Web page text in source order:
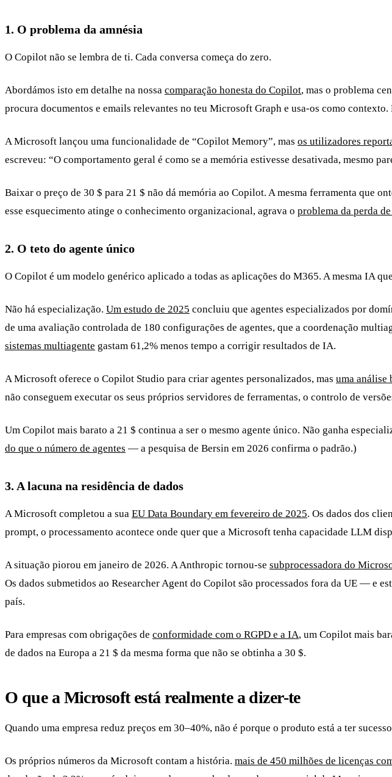
1. O problema da amnésia
O Copilot não se lembra de ti. Cada conversa começa do zero.
Abordámos isto em detalhe na nossa comparação honesta do Copilot, mas o problema
procura documentos e emails relevantes no teu Microsoft Graph e usa-os como
A Microsoft lançou uma funcionalidade de “Copilot Memory”, mas os utilizadores
escreveu: “O comportamento geral é como se a memória estivesse desativada, mesmo
Baixar o preço de 30 $ para 21 $ não dá memória ao Copilot. A mesma ferramenta que
esse esquecimento atinge o conhecimento organizacional, agrava o problema da perda
2. O teto do agente único
O Copilot é um modelo genérico aplicado a todas as aplicações do M365. A mesma IA
Não há especialização. Um estudo de 2025 concluiu que agentes especializados por
de uma avaliação controlada de 180 configurações de agentes, que a coordenação
sistemas multiagente gastam 61,2% menos tempo a corrigir resultados de IA.
A Microsoft oferece o Copilot Studio para criar agentes personalizados, mas uma análise
não conseguem executar os seus próprios servidores de ferramentas, o controlo de
Um Copilot mais barato a 21 $ continua a ser o mesmo agente único. Não ganha
do que o número de agentes — a pesquisa de Bersin em 2026 confirma o padrão.)
3. A lacuna na residência de dados
A Microsoft completou a sua EU Data Boundary em fevereiro de 2025. Os dados dos
prompt, o processamento acontece onde quer que a Microsoft tenha capacidade LLM
A situação piorou em janeiro de 2026. A Anthropic tornou-se subprocessadora do
Os dados submetidos ao Researcher Agent do Copilot são processados fora da UE — e
país.
Para empresas com obrigações de conformidade com o RGPD e a IA, um Copilot mais
de dados na Europa a 21 $ da mesma forma que não se obtinha a 30 $.
O que a Microsoft está realmente a dizer-te
Quando uma empresa reduz preços em 30–40%, não é porque o produto está a ter
Os próprios números da Microsoft contam a história. mais de 450 milhões de licenças